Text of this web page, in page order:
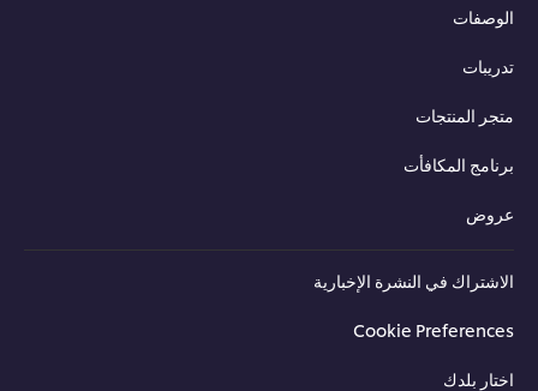
الوصفات
تدريبات
متجر المنتجات
برنامج المكافأت
عروض
الاشتراك في النشرة الإخبارية
Cookie Preferences
اختار بلدك